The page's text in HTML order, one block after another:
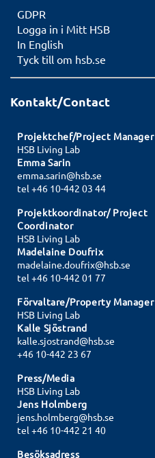
GDPR
Logga in i Mitt HSB
In English
Tyck till om hsb.se
Kontakt/Contact
Projektchef/Project Manager
HSB Living Lab
Emma Sarin
emma.sarin@hsb.se
tel +46 10-442 03 44
Projektkoordinator/ Project
Coordinator
HSB Living Lab
Madelaine Doufrix
madelaine.doufrix@hsb.se
tel +46 10-442 01 77
Förvaltare/Property Manager
HSB Living Lab
Kalle Sjöstrand
kalle.sjostrand@hsb.se
+46 10-442 23 67
Press/Media
HSB Living Lab
Jens Holmberg
jens.holmberg@hsb.se
tel +46 10-442 21 40
Besöksadress